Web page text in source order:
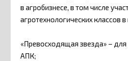
в агробизнесе, в том числе
агротехнологических классов
«Превосходящая звезда» – для
АПК;